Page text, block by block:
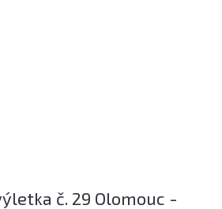
č. 29 Olomouc -